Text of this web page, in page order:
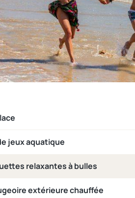
jeux aquatique
relaxantes à bulles
extérieure chauffée